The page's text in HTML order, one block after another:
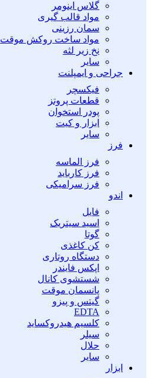
گلاس اینومر
مواد قالب گیری
سمان رزینی
مواد ساخت روکش موقت
نخ زیر لثه
سایر
جراحی و ایمپلنت
فیکسچر
قطعات پروتز
پودر استخوان
ابزار و کیت
سایر
فرز
فرز الماسه
فرز کارباید
فرز سرامیکی
اندو
فایل
اسید سیتریک
گوتا
کن کاغذی
دستگاه روتاری
اپکس فایندر
شستشوی کانال
پانسمان موقت
گیتس و پیزو
EDTA
کلسیم هیدروکساید
سیلر
حلال
سایر
ابزار